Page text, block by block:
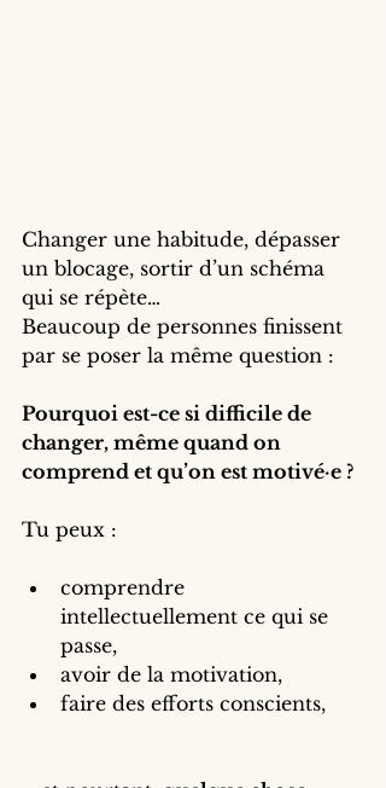
Changer une habitude, dépasser
un blocage, sortir d’un schéma
qui se répète…
Beaucoup de personnes finissent
par se poser la même question :
Pourquoi est-ce si difficile de
changer, même quand on
comprend et qu’on est motivé·e ?
Tu peux :
comprendre
intellectuellement ce qui se
passe,
avoir de la motivation,
faire des efforts conscients,